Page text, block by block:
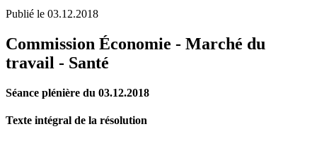
Publié le 03.12.2018
Commission Économie - Marché du
travail - Santé
Séance plénière du 03.12.2018
Texte intégral de la résolution